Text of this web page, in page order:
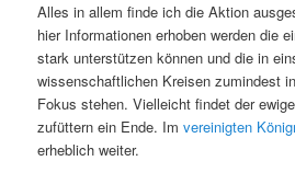
Alles in allem finde ich die Aktion
hier Informationen erhoben werden die
stark unterstützen können und die in
wissenschaftlichen Kreisen zumindest
Fokus stehen. Vielleicht findet der
zufüttern ein Ende. Imvereinigten
erheblich weiter.